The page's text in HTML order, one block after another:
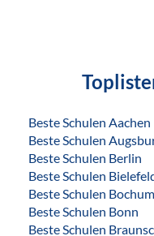
Beste Schulen Aachen
Beste Schulen
Beste Schulen Berlin
Beste Schulen
Beste Schulen Bochum
Beste Schulen Bonn
Beste Schulen